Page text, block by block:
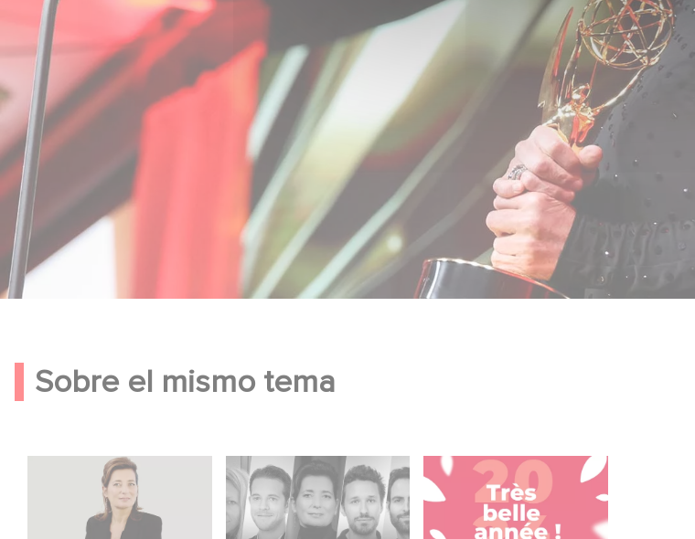
Sobre el mismo tema
Sidonie Dumas entre
las mujeres más
influyentes del cine
Gaumont celebra a los
talentos del mañana
en el Nikon Film
Juntos, sigamos
escribiendo las
historias más bellas.